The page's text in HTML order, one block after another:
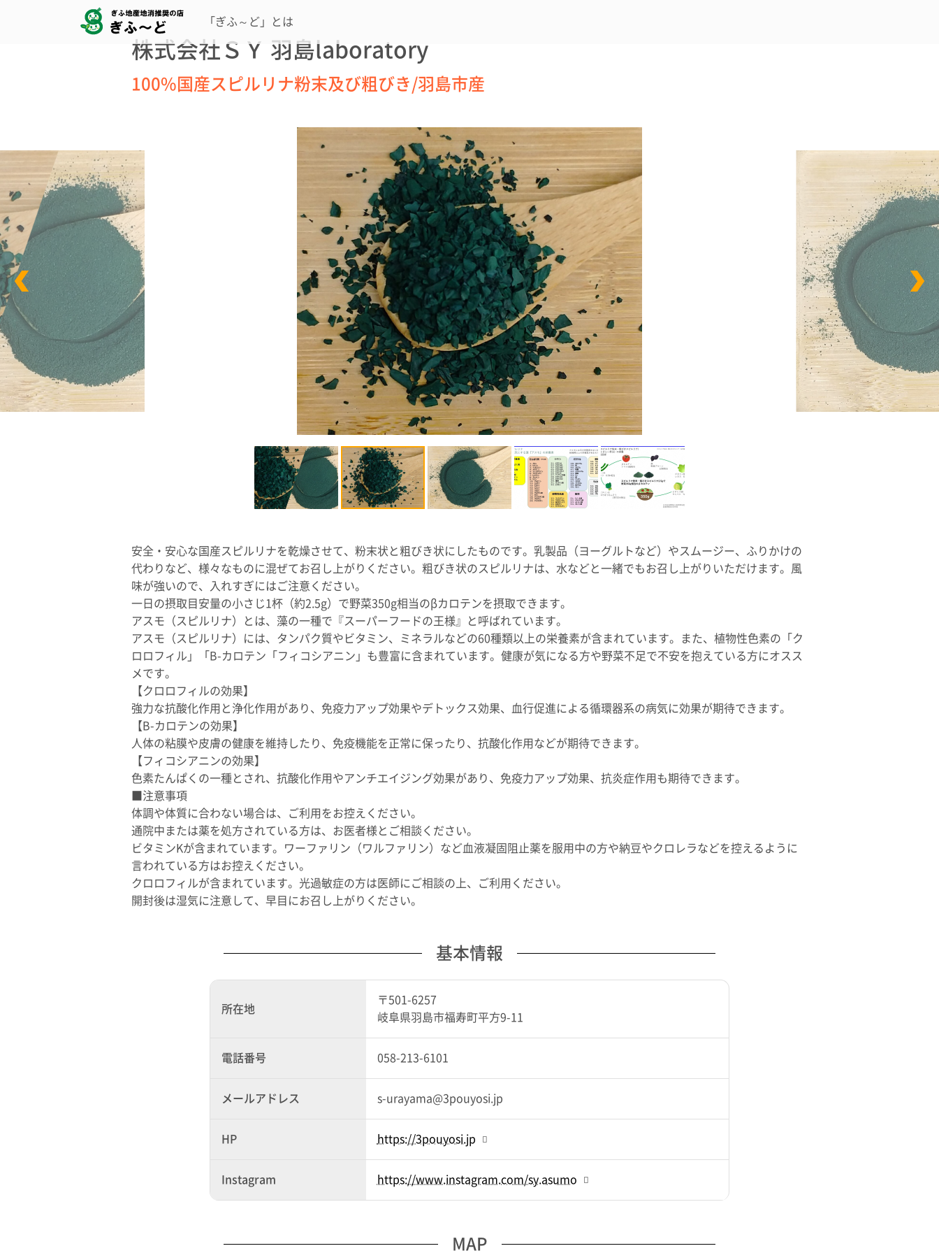
「ぎふ～ど」とは
株式会社ＳＹ 羽島laboratory
100%国産スピルリナ粉末及び粗びき/羽島市産
安全・安心な国産スピルリナを乾燥させて、粉末状と粗びき状にしたものです。乳製品（ヨーグルトなど）やスムージー、ふりかけの
代わりなど、様々なものに混ぜてお召し上がりください。粗びき状のスピルリナは、水などと一緒でもお召し上がりいただけます。風
味が強いので、入れすぎにはご注意ください。
一日の摂取目安量の小さじ1杯（約2.5g）で野菜350g相当のβカロテンを摂取できます。
アスモ（スピルリナ）とは、藻の一種で『スーパーフードの王様』と呼ばれています。
アスモ（スピルリナ）には、タンパク質やビタミン、ミネラルなどの60種類以上の栄養素が含まれています。また、植物性色素の「ク
ロロフィル」「B-カロテン「フィコシアニン」も豊富に含まれています。健康が気になる方や野菜不足で不安を抱えている方にオスス
メです。
【クロロフィルの効果】
強力な抗酸化作用と浄化作用があり、免疫力アップ効果やデトックス効果、血行促進による循環器系の病気に効果が期待できます。
【B-カロテンの効果】
人体の粘膜や皮膚の健康を維持したり、免疫機能を正常に保ったり、抗酸化作用などが期待できます。
【フィコシアニンの効果】
色素たんぱくの一種とされ、抗酸化作用やアンチエイジング効果があり、免疫力アップ効果、抗炎症作用も期待できます。
■注意事項
体調や体質に合わない場合は、ご利用をお控えください。
通院中または薬を処方されている方は、お医者様とご相談ください。
ビタミンKが含まれています。ワーファリン（ワルファリン）など血液凝固阻止薬を服用中の方や納豆やクロレラなどを控えるように
言われている方はお控えください。
クロロフィルが含まれています。光過敏症の方は医師にご相談の上、ご利用ください。
開封後は湿気に注意して、早目にお召し上がりください。
基本情報
所在地
〒501-6257
岐阜県羽島市福寿町平方9-11
電話番号 058-213-6101
メールアドレス s-urayama@3pouyosi.jp
HP https://3pouyosi.jp
Instagram https://www.instagram.com/sy.asumo
MAP